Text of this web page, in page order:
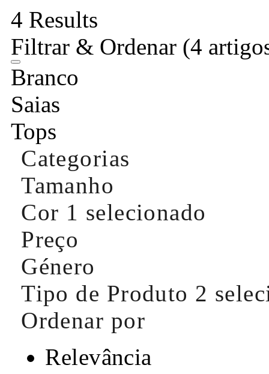
4 Results
Filtrar & Ordenar (4
Branco
Saias
Tops
Categorias
Tamanho
Cor 1 selecionado
Preço
Género
Tipo de Produto 2
Ordenar por
Relevância